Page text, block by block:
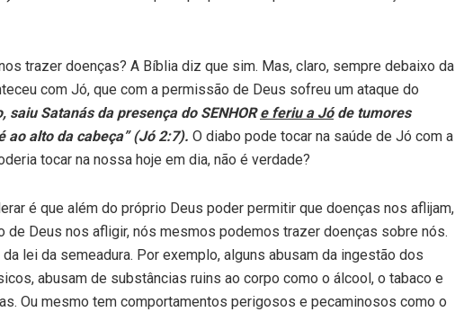
trazer doenças? A Bíblia diz que sim. Mas, claro, sempre debaixo da
com Jó, que com a permissão de Deus sofreu um ataque do
saiu Satanás da presença do SENHORe feriu a Jóde tumores
ao alto da cabeça” (Jó 2:7). O diabo pode tocar na saúde de Jó com a
tocar na nossa hoje em dia, não é verdade?
é que além do próprio Deus poder permitir que doenças nos aflijam,
de Deus nos afligir, nós mesmos podemos trazer doenças sobre nós.
lei da semeadura. Por exemplo, alguns abusam da ingestão dos
abusam de substâncias ruins ao corpo como o álcool, o tabaco e
Ou mesmo tem comportamentos perigosos e pecaminosos como o